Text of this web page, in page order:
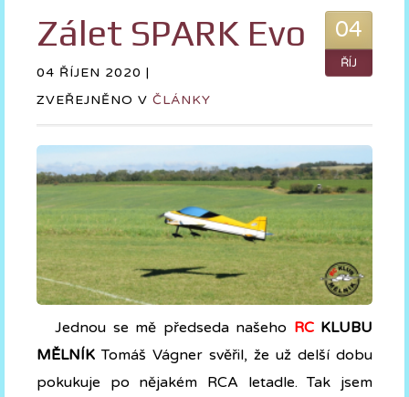
04
ŘÍJ
Zálet SPARK Evo
04 ŘÍJEN 2020 |
ZVEŘEJNĚNO V ČLÁNKY
Jednou se mě předseda našeho RCKLUBU
MĚLNÍK Tomáš Vágner svěřil, že už delší dobu
pokukuje po nějakém RCA letadle. Tak jsem